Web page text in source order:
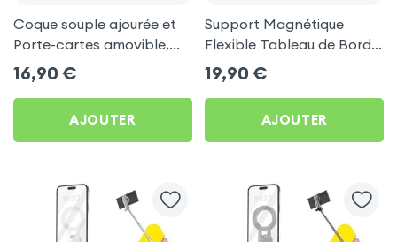
Coque souple ajourée et
Porte-cartes amovible,
avec languette
magnétique Noir pour
Sony Xperia XA2
16,90 €
AJOUTER
Support Magnétique
Flexible Tableau de Bord
et Écran central pour
Sony Xperia XA2
19,90 €
AJOUTER